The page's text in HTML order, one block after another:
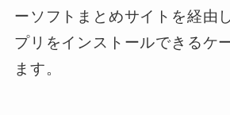
ーソフトまとめサイトを経由
プリをインストールできるケ
ます。